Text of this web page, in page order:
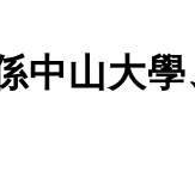
中山大